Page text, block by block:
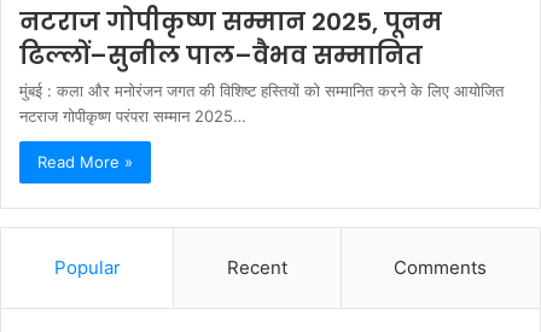
नटराज गोपीकृष्ण सम्मान 2025, पूनम
ढिल्लों–सुनील पाल–वैभव सम्मानित
मुंबई : कला और मनोरंजन जगत की विशिष्ट हस्तियों को सम्मानित करने के लिए आयोजित
नटराज गोपीकृष्ण परंपरा सम्मान 2025…
Read More »
Popular Recent Comments